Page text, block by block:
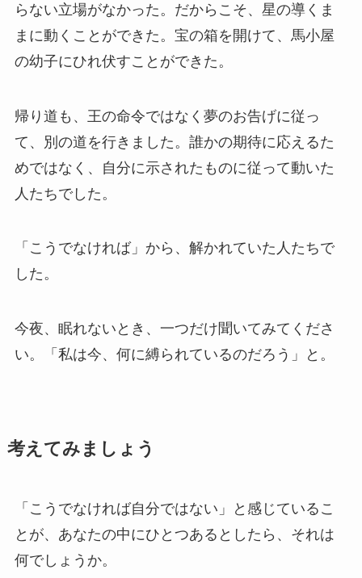
らない立場がなかった。だからこそ、星の導くま
まに動くことができた。宝の箱を開けて、馬小屋
の幼子にひれ伏すことができた。
帰り道も、王の命令ではなく夢のお告げに従っ
て、別の道を行きました。誰かの期待に応えるた
めではなく、自分に示されたものに従って動いた
人たちでした。
「こうでなければ」から、解かれていた人たちで
した。
今夜、眠れないとき、一つだけ聞いてみてくださ
い。「私は今、何に縛られているのだろう」と。
考えてみましょう
「こうでなければ自分ではない」と感じているこ
とが、あなたの中にひとつあるとしたら、それは
何でしょうか。